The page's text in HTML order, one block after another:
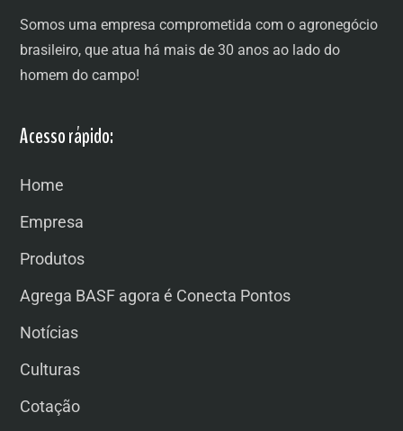
Somos uma empresa comprometida com o agronegócio
brasileiro, que atua há mais de 30 anos ao lado do
homem do campo!
Acesso rápido:
Home
Empresa
Produtos
Agrega BASF agora é Conecta Pontos
Notícias
Culturas
Cotação